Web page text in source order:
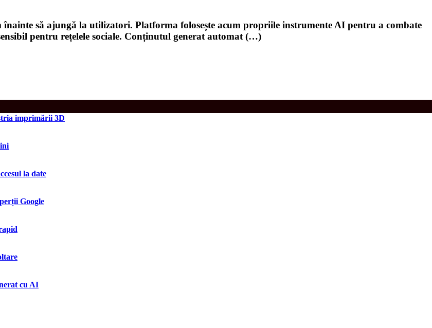
să ajungă la utilizatori. Platforma folosește acum propriile instrumente AI pentru a combate
pentru rețelele sociale. Conținutul generat automat (…)
imprimării 3D
la date
Google
cu AI